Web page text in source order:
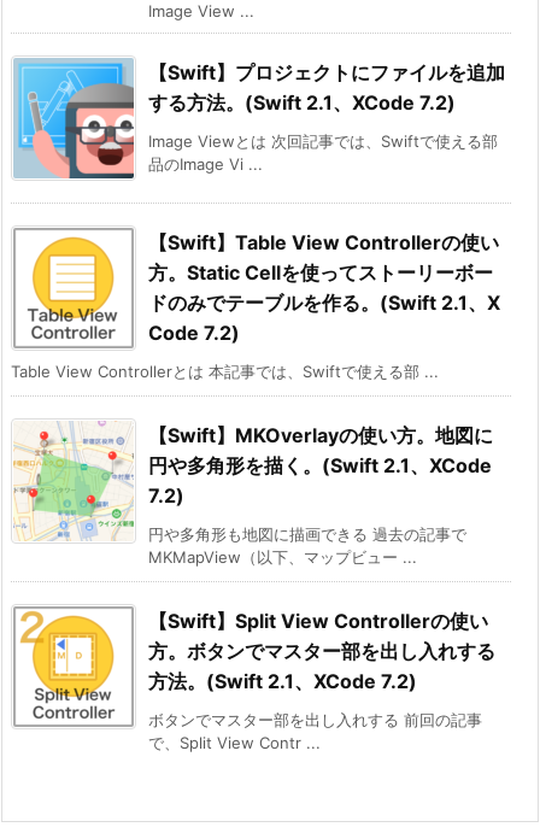
Image View ...
【Swift】プロジェクトにファイルを追加
する方法。(Swift 2.1、XCode 7.2)
Image Viewとは 次回記事では、Swiftで使える部
品のImage Vi ...
【Swift】Table View Controllerの使い
方。Static Cellを使ってストーリーボー
ドのみでテーブルを作る。(Swift 2.1、X
Code 7.2)
Table View Controllerとは 本記事では、Swiftで使える部 ...
【Swift】MKOverlayの使い方。地図に
円や多角形を描く。(Swift 2.1、XCode
7.2)
円や多角形も地図に描画できる 過去の記事で
MKMapView（以下、マップビュー ...
【Swift】Split View Controllerの使い
方。ボタンでマスター部を出し入れする
方法。(Swift 2.1、XCode 7.2)
ボタンでマスター部を出し入れする 前回の記事
で、Split View Contr ...